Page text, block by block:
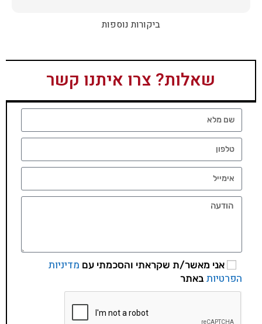
האיכות ברמה גבוהה, העיצוב מהמם, וכל התהליך היה נעים,
שמחפש ריהוט איכותי ושירות ברמה אחרת. תודה רבה!
ביקורות נוספות
שאלות? צרו איתנו קשר
אני מאשר/ת שקראתי והסכמתי עם מדיניות
הפרטיות באתר